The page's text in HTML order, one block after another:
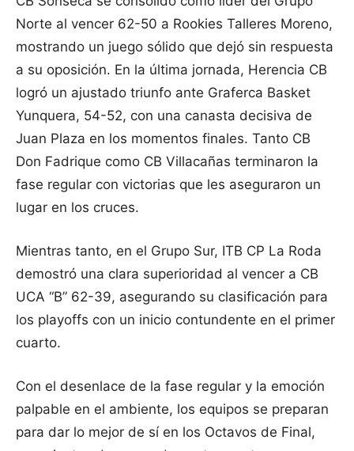
Norte al vencer 62-50 a Rookies Talleres Moreno,
mostrando un juego sólido que dejó sin respuesta
a su oposición. En la última jornada, Herencia CB
logró un ajustado triunfo ante Graferca Basket
Yunquera, 54-52, con una canasta decisiva de
Juan Plaza en los momentos finales. Tanto CB
Don Fadrique como CB Villacañas terminaron la
fase regular con victorias que les aseguraron un
lugar en los cruces.
Mientras tanto, en el Grupo Sur, ITB CP La Roda
demostró una clara superioridad al vencer a CB
UCA “B” 62-39, asegurando su clasificación para
los playoffs con un inicio contundente en el primer
cuarto.
Con el desenlace de la fase regular y la emoción
palpable en el ambiente, los equipos se preparan
para dar lo mejor de sí en los Octavos de Final,